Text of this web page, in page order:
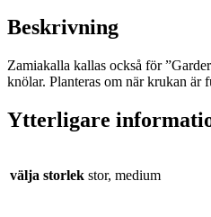
Beskrivning
Zamiakalla kallas också för
knölar. Planteras om när krukan är
Ytterligare
välja storlek stor, medium